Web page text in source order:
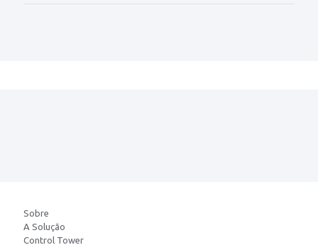
Sobre
A Solução
Control Tower